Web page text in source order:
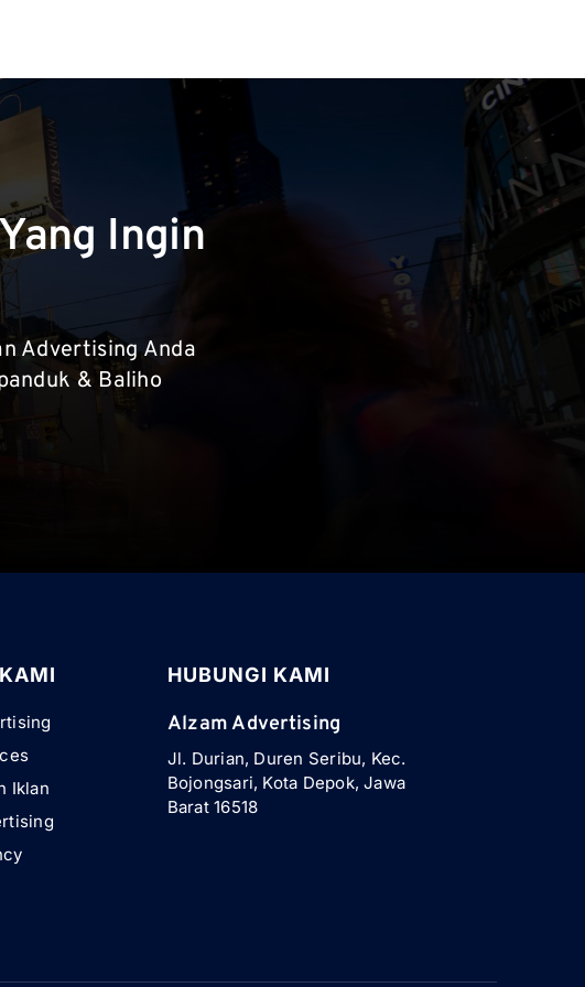
Ingin
Advertising Anda
& Baliho
Iklan
HUBUNGI KAMI
Alzam Advertising
Jl. Durian, Duren Seribu, Kec.
Bojongsari, Kota Depok, Jawa
Barat 16518